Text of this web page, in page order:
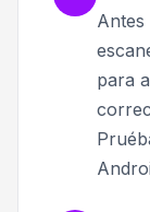
Antes
para